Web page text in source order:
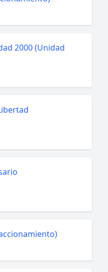
2000 (Unidad